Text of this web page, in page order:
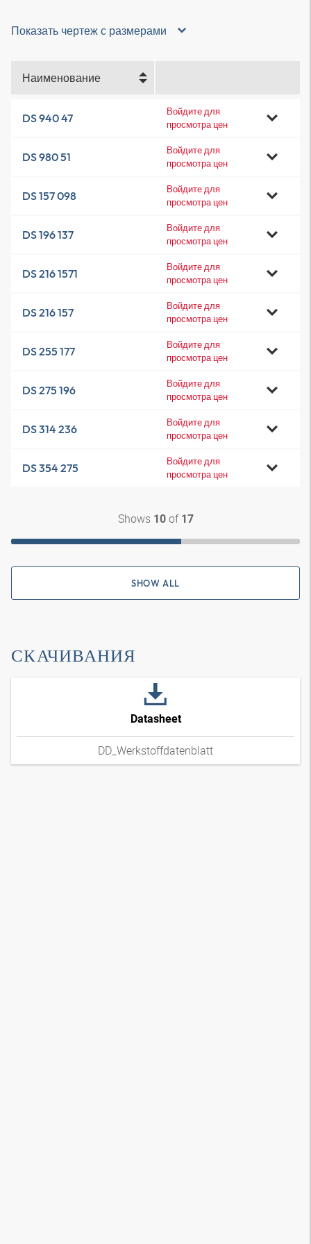
Показать чертеж с размерами
Наименование
DS 940 47
Войдите для
просмотра цен
DS 980 51
Войдите для
просмотра цен
DS 157 098
Войдите для
просмотра цен
DS 196 137
Войдите для
просмотра цен
DS 216 1571
Войдите для
просмотра цен
DS 216 157
Войдите для
просмотра цен
DS 255 177
Войдите для
просмотра цен
DS 275 196
Войдите для
просмотра цен
DS 314 236
Войдите для
просмотра цен
DS 354 275
Войдите для
просмотра цен
Shows 10of 17
SHOW ALL
СКАЧИВАНИЯ
Datasheet
DD_Werkstoffdatenblatt